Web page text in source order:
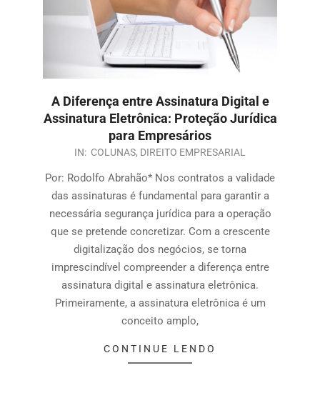
A Diferença entre Assinatura Digital e
Assinatura Eletrônica: Proteção Jurídica
para Empresários
IN: COLUNAS, DIREITO EMPRESARIAL
Por: Rodolfo Abrahão* Nos contratos a validade
das assinaturas é fundamental para garantir a
necessária segurança jurídica para a operação
que se pretende concretizar. Com a crescente
digitalização dos negócios, se torna
imprescindível compreender a diferença entre
assinatura digital e assinatura eletrônica.
Primeiramente, a assinatura eletrônica é um
conceito amplo,
CONTINUE LENDO